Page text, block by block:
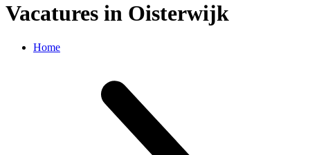
Vacatures in Oisterwijk
Home